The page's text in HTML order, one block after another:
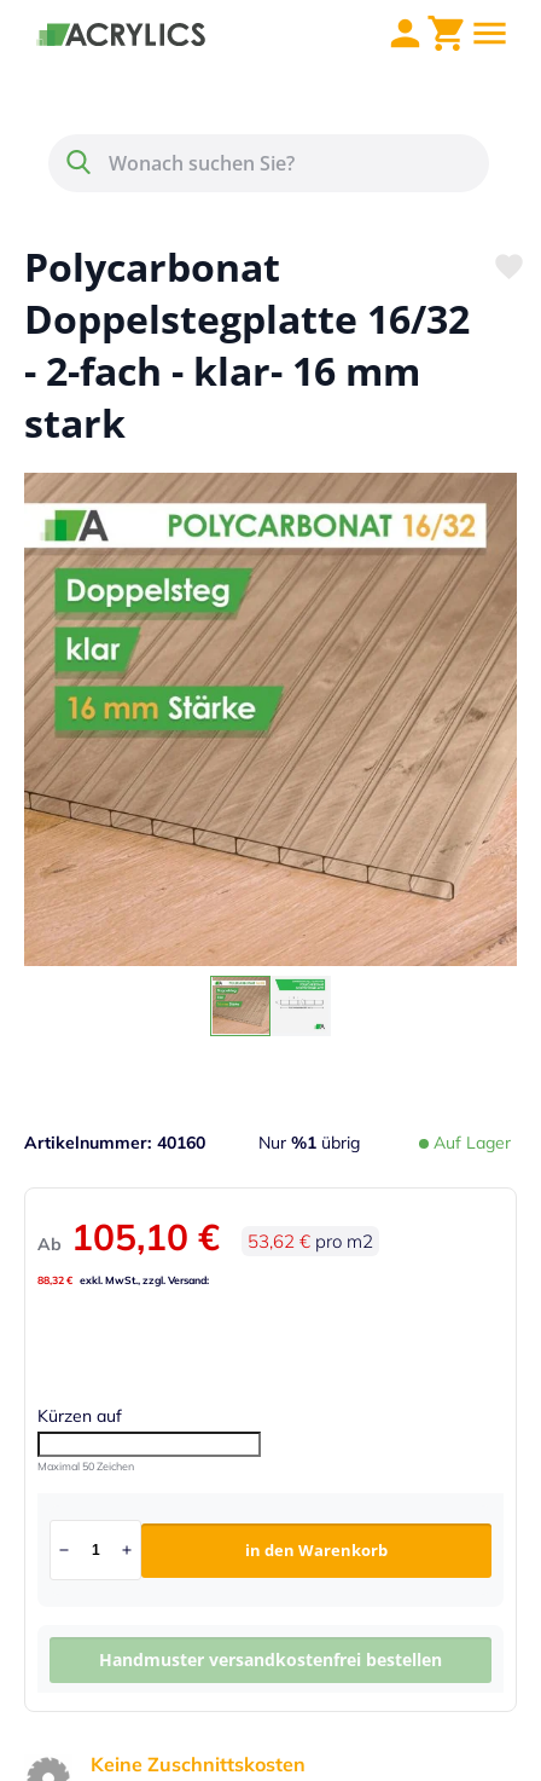
Menü
Polycarbonat
Doppelstegplatte 16/32
- 2-fach - klar- 16 mm
stark
Auf Lager
Nur %1 übrig
Artikelnummer 40160
Kürzen auf
Maximal 50 Zeichen
in den Warenkorb
Handmuster versandkostenfrei bestellen
Ab 105,10 €
88,32 €
53,62 € pro m2
Keine Zuschnittskosten